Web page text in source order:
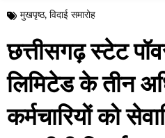
मुखपृष्ठ, विदाई समारोह
छत्तीसगढ़ स्टेट
लिमिटेड के तीन
कर्मचारियों को